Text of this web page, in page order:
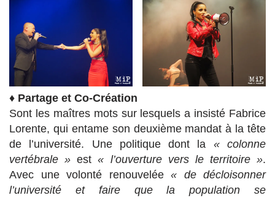
♦ Partage et Co-Création
Sont les maîtres mots sur lesquels a insisté Fabrice
Lorente, qui entame son deuxième mandat à la tête
de l’université. Une politique dont la « colonne
vertébrale » est« l’ouverture vers le territoire ».
Avec une volonté renouvelée « de décloisonner
l’université et faire que la population se